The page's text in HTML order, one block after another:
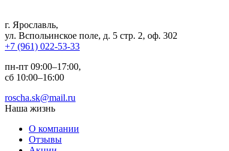
г. Ярославль,
ул. Вспольинское поле, д. 5 стр. 2, оф. 302
+7 (961) 022-53-33
пн-пт 09:00–17:00,
сб 10:00–16:00
roscha.sk@mail.ru
Наша жизнь
О компании
Отзывы